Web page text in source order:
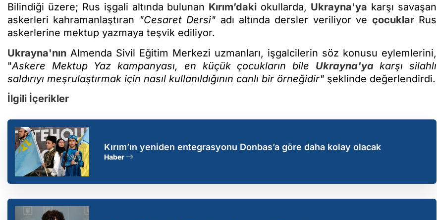
Bilindiği üzere; Rus işgali altında bulunan Kırım’daki okullarda, Ukrayna'ya karşı savaşan
askerleri kahramanlaştıran "Cesaret Dersi" adı altında dersler veriliyor ve çocuklarRus
askerlerine mektup yazmaya teşvik ediliyor.
Ukrayna'nın Almenda Sivil Eğitim Merkezi uzmanları, işgalcilerin söz konusu eylemlerini,
"Askere Mektup Yaz kampanyası, en küçük çocukların bile Ukrayna'yakarşı silahlı
saldırıyı meşrulaştırmak için nasıl kullanıldığının canlı bir örneğidir" şeklinde değerlendirdi.
İlgili İçerikler
Kırım’ın yeniden entegrasyonu Donbas’a göre daha kolay olacak
Haber